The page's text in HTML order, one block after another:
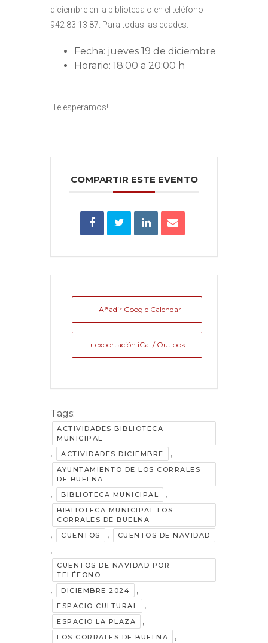
diciembre en la biblioteca o en el teléfono
942 83 13 87. Para todas las edades.
Fecha: jueves 19 de diciembre
Horario: 18:00 a 20:00 h
¡Te esperamos!
COMPARTIR ESTE EVENTO
+ Añadir Google Calendar
+ exportación iCal / Outlook
Tags:
ACTIVIDADES BIBLIOTECA
MUNICIPAL
, ACTIVIDADES DICIEMBRE ,
AYUNTAMIENTO DE LOS CORRALES
DE BUELNA
, BIBLIOTECA MUNICIPAL ,
BIBLIOTECA MUNICIPAL LOS
CORRALES DE BUELNA
, CUENTOS , CUENTOS DE NAVIDAD
,
CUENTOS DE NAVIDAD POR
TELÉFONO
, DICIEMBRE 2024 ,
ESPACIO CULTURAL ,
ESPACIO LA PLAZA ,
LOS CORRALES DE BUELNA ,